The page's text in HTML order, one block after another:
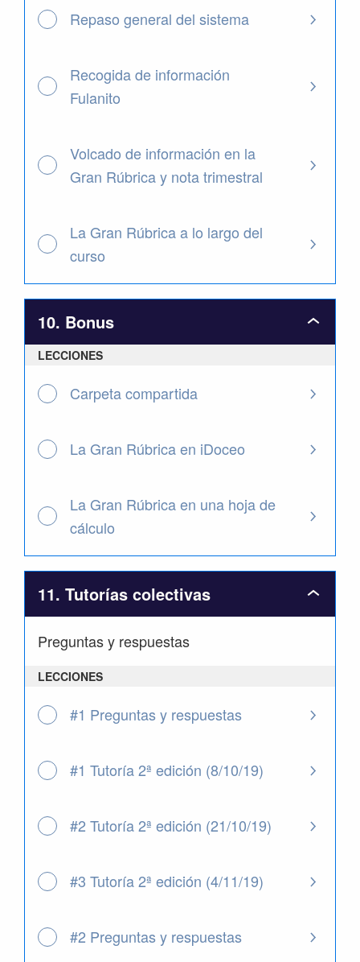
Repaso general del sistema
Recogida de información
Fulanito
Volcado de información en la
Gran Rúbrica y nota trimestral
La Gran Rúbrica a lo largo del
curso
10. Bonus 10.
Bonus
LECCIONES
Carpeta compartida
La Gran Rúbrica en iDoceo
La Gran Rúbrica en una hoja de
cálculo
11. Tutorías colectivas 11.
Tutorías
Preguntas y respuestas
LECCIONES
#1 Preguntas y respuestas
#1 Tutoría 2ª edición (8/10/19)
#2 Tutoría 2ª edición (21/10/19)
#3 Tutoría 2ª edición (4/11/19)
#2 Preguntas y respuestas